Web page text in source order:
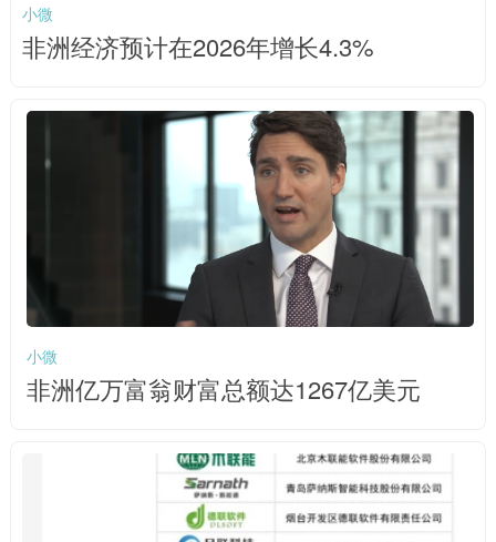
小微
非洲经济预计在2026年增长4.3%
小微
非洲亿万富翁财富总额达1267亿美元